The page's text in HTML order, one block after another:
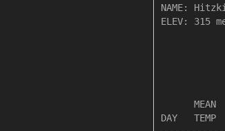
NAME:
ELEV: 315
MEAN
DAY